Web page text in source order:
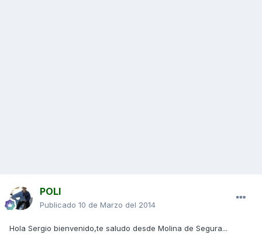
POLI
Publicado 10 de Marzo del 2014
Hola Sergio bienvenido,te saludo desde Molina de Segura...